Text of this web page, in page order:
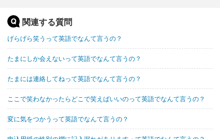
関連する質問
げらげら笑うって英語でなんて言うの？
たまにしか会えないって英語でなんて言うの？
たまには連絡してねって英語でなんて言うの？
ここで笑わなかったらどこで笑えばいいのって英語でなんて言うの？
変に気をつかうって英語でなんて言うの？